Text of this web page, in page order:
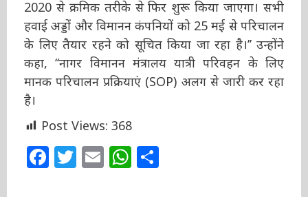
पुरी ने ट्वीट किया, ‘‘घरेलू उड़ानों का परिचालन 25 मई,
2020 से क्रमिक तरीके से फिर शुरू किया जाएगा। सभी
हवाई अड्डों और विमानन कंपनियों को 25 मई से
परिचालन के लिए तैयार रहने को सूचित किया जा रहा
है।’’ उन्होंने कहा, ‘‘नागर विमानन मंत्रालय यात्री परिवहन
के लिए मानक परिचालन प्रक्रियाएं (SOP) अलग से
जारी कर रहा है।
Post Views: 368